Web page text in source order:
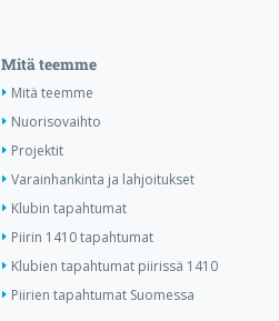
Mitä teemme
Mitä teemme
Nuorisovaihto
Projektit
Varainhankinta ja lahjoitukset
Klubin tapahtumat
Piirin 1410 tapahtumat
Klubien tapahtumat piirissä 1410
Piirien tapahtumat Suomessa